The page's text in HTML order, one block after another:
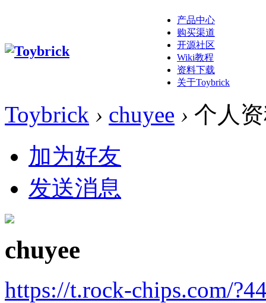
产品中心
购买渠道
开源社区
Wiki教程
资料下载
关于Toybrick
Toybrick › chuyee › 个人
加为好友
发送消息
chuyee
https://t.rock-chips.com/